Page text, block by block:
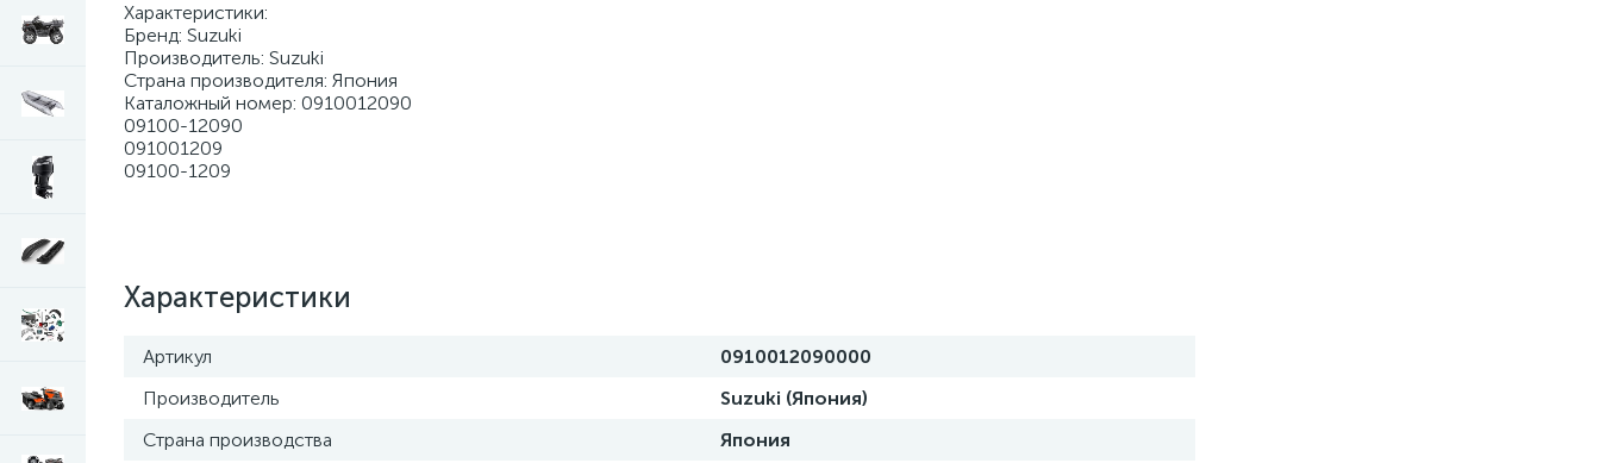
Характеристики:
Бренд: Suzuki
Производитель: Suzuki
Страна производителя: Япония
Каталожный номер: 0910012090
09100-12090
091001209
09100-1209
Характеристики
Артикул
0910012090000
Производитель
Suzuki (Япония)
Страна производства
Япония